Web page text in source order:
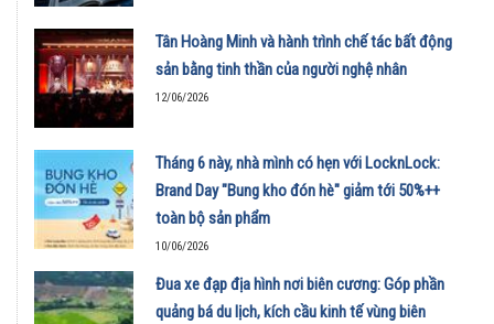
Tân Hoàng Minh và hành trình chế tác bất động
sản bằng tinh thần của người nghệ nhân
12/06/2026
Tháng 6 này, nhà mình có hẹn với LocknLock:
Brand Day "Bung kho đón hè" giảm tới 50%++
toàn bộ sản phẩm
10/06/2026
Đua xe đạp địa hình nơi biên cương: Góp phần
quảng bá du lịch, kích cầu kinh tế vùng biên